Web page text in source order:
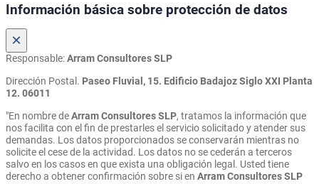
Información básica sobre protección de datos
×
Responsable:Arram Consultores SLP
Dirección Postal. Paseo Fluvial, 15. Edificio Badajoz Siglo XXI Planta
12. 06011
"En nombre deArram Consultores SLP, tratamos la información que
nos facilita con el fin de prestarles el servicio solicitado y atender sus
demandas. Los datos proporcionados se conservarán mientras no
solicite el cese de la actividad. Los datos no se cederán a terceros
salvo en los casos en que exista una obligación legal. Usted tiene
derecho a obtener confirmación sobre si en Arram Consultores SLP